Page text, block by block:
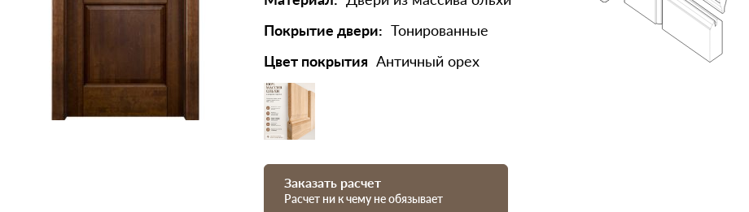
Покрытие двери: Тонированные
Цвет покрытия Античный орех
Заказать расчет
Расчет ни к чему не обязывает